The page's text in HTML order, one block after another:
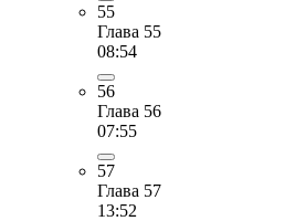
55
Глава 55
08:54
56
Глава 56
07:55
57
Глава 57
13:52